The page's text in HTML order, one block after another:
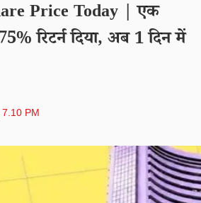
Price Today | एक
रिटर्न दिया, अब 1 दिन में
PM